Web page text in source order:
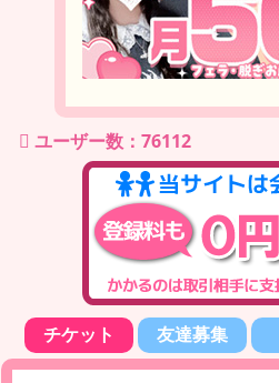
ユーザー数：76112
チケット 友達募集